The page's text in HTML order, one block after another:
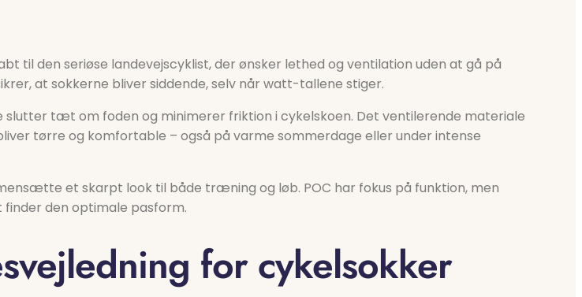
til den seriøse landevejscyklist, der ønsker lethed og ventilation uden at gå på
at sokkerne bliver siddende, selv når watt-tallene stiger.
slutter tæt om foden og minimerer friktion i cykelskoen. Det ventilerende materiale
tørre og komfortable – også på varme sommerdage eller under intense
et skarpt look til både træning og løb. POC har fokus på funktion, men
finder den optimale pasform.
for cykelsokker